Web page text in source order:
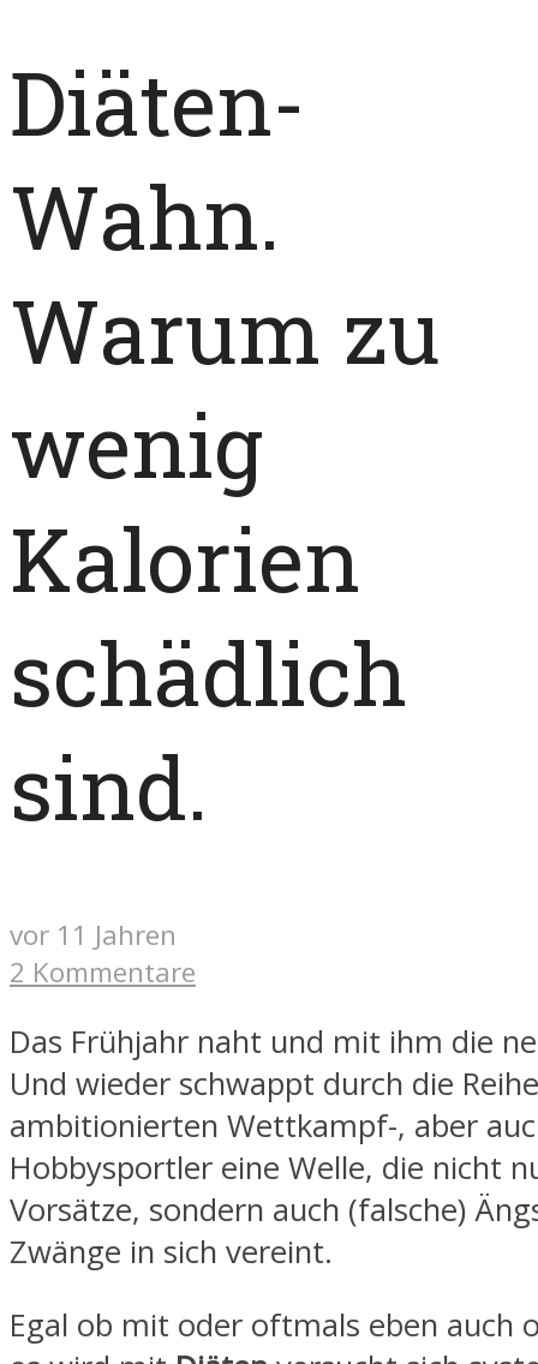
Diäten-
Wahn.
Warum zu
wenig
Kalorien
schädlich
sind.
vor 11 Jahren
2 Kommentare
Das Frühjahr naht und mit ihm die
Und wieder schwappt durch die
ambitionierten Wettkampf-, aber
Hobbysportler eine Welle, die nicht
Vorsätze, sondern auch (falsche)
Zwänge in sich vereint.
Egal ob mit oder oftmals eben auch